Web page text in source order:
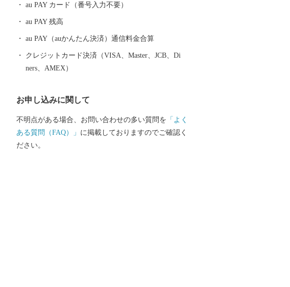
の早期返還を願い、市民一丸となって世論の先頭に立
ち、運動を展開しています。 まちの再生・発展のため
には解決しなければならない課題が非常に山積してい
au PAY カード（番号入力不要）
au PAY 残高
au PAY（auかんたん決済）通信料金合算
クレジットカード決済（VISA、Master、JCB、Di
ners、AMEX）
お申し込みに関して
不明点がある場合、お問い合わせの多い質問を 「よく
ある質問（FAQ）」 に掲載しておりますのでご確認く
ださい。